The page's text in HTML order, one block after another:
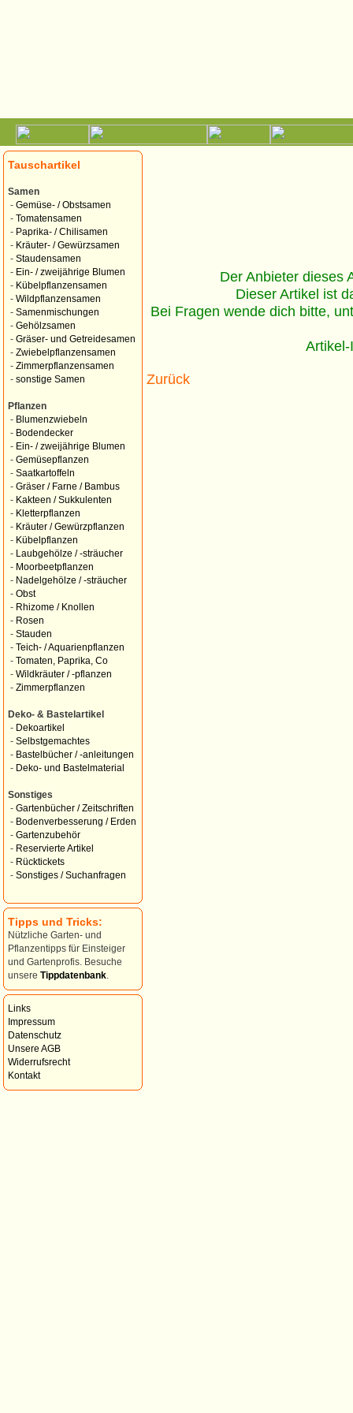
Tauschartikel
Samen
- Gemüse- / Obstsamen
- Tomatensamen
- Paprika- / Chilisamen
- Kräuter- / Gewürzsamen
- Staudensamen
- Ein- / zweijährige Blumen
- Kübelpflanzensamen
- Wildpflanzensamen
- Samenmischungen
- Gehölzsamen
- Gräser- und Getreidesamen
- Zwiebelpflanzensamen
- Zimmerpflanzensamen
- sonstige Samen
Pflanzen
- Blumenzwiebeln
- Bodendecker
- Ein- / zweijährige Blumen
- Gemüsepflanzen
- Saatkartoffeln
- Gräser / Farne / Bambus
- Kakteen / Sukkulenten
- Kletterpflanzen
- Kräuter / Gewürzpflanzen
- Kübelpflanzen
-
Laubgehölze / -sträucher
- Moorbeetpflanzen
- Nadelgehölze / -sträucher
- Obst
- Rhizome / Knollen
- Rosen
- Stauden
- Teich- / Aquarienpflanzen
- Tomaten, Paprika, Co
- Wildkräuter / -pflanzen
- Zimmerpflanzen
Deko- & Bastelartikel
- Dekoartikel
- Selbstgemachtes
- Bastelbücher / -anleitungen
- Deko- und Bastelmaterial
Sonstiges
- Gartenbücher / Zeitschriften
- Bodenverbesserung / Erden
- Gartenzubehör
- Reservierte Artikel
- Rücktickets
- Sonstiges / Suchanfragen
Tipps und Tricks:
Nützliche Garten- und
Pflanzentipps für Einsteiger
und Gartenprofis. Besuche
unsere Tippdatenbank
Links
Impressum
Datenschutz
Unsere AGB
Widerrufsrecht
Kontakt
Der Anbieter dieses
Dieser Artikel ist
Bei Fragen wende dich bitte,
Zurück